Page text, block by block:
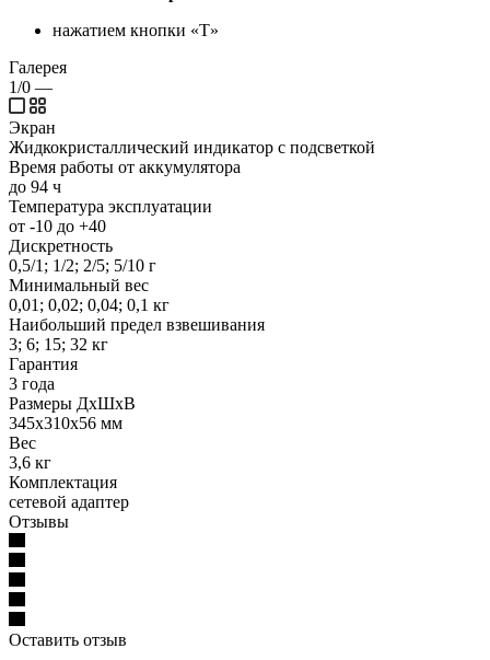
нажатием кнопки «T»
Галерея
1/0 —
Экран
Жидкокристаллический индикатор с подсветкой
Время работы от аккумулятора
до 94 ч
Температура эксплуатации
от -10 до +40
Дискретность
0,5/1; 1/2; 2/5; 5/10 г
Минимальный вес
0,01; 0,02; 0,04; 0,1 кг
Наибольший предел взвешивания
3; 6; 15; 32 кг
Гарантия
3 года
Размеры ДхШхВ
345х310х56 мм
Вес
3,6 кг
Комплектация
сетевой адаптер
Отзывы
Оставить отзыв